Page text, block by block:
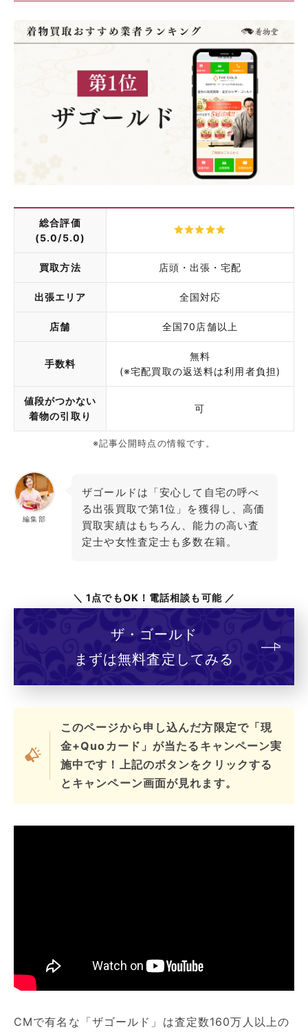
総合評価
(5.0/5.0)
買取方法 店頭・出張・宅配
出張エリア 全国対応
店舗 全国70店舗以上
手数料
無料
(※宅配買取の返送料は利用者負担)
値段がつかない
着物の引取り
可
※記事公開時点の情報です。
編集部
ザゴールドは「安心して自宅の呼べ
る出張買取で第1位」を獲得し、高価
買取実績はもちろん、能力の高い査
定士や女性査定士も多数在籍。
＼ 1点でもOK！電話相談も可能 ／
ザ・ゴールド
まずは無料査定してみる
このページから申し込んだ方限定で「現
金+Quoカード」が当たるキャンペーン実
施中です！上記のボタンをクリックする
とキャンペーン画面が見れます。
CMで有名な「ザゴールド」は査定数160万人以上の